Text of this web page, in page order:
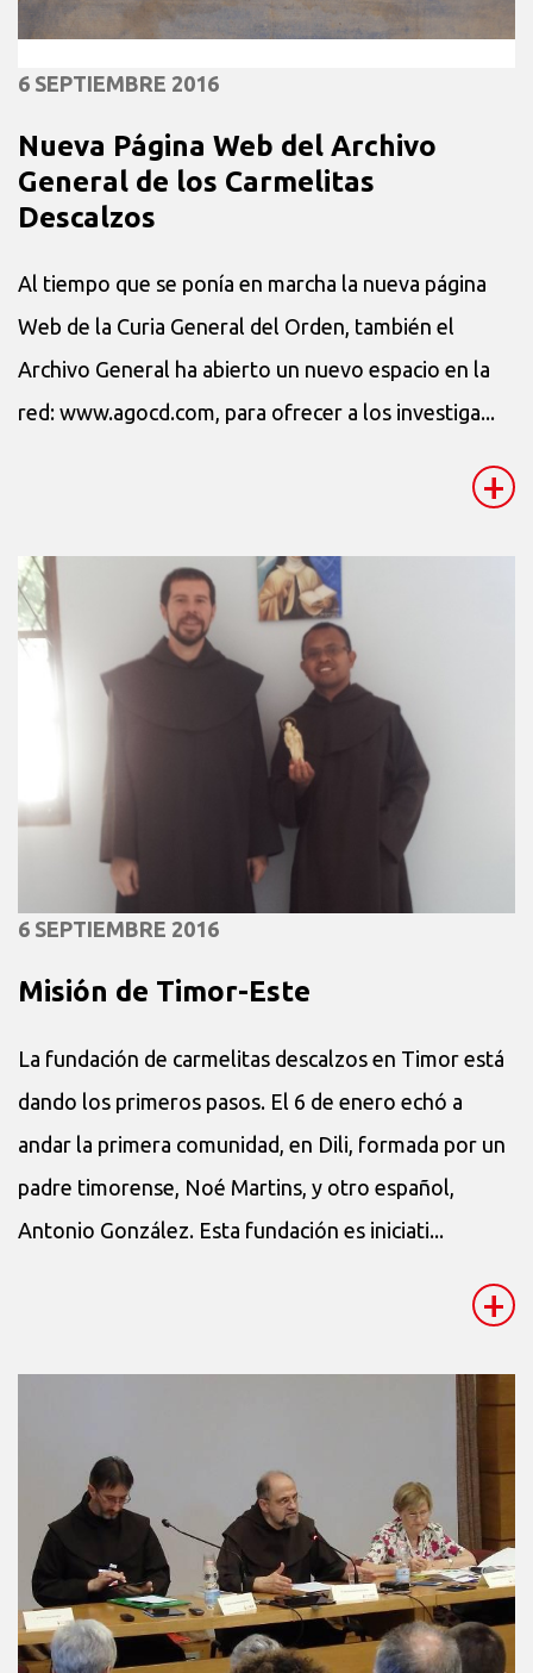
6 SEPTIEMBRE 2016
Nueva Página Web del Archivo
General de los Carmelitas
Descalzos
Al tiempo que se ponía en marcha la nueva página
Web de la Curia General del Orden, también el
Archivo General ha abierto un nuevo espacio en la
red: www.agocd.com, para ofrecer a los investiga...
+
6 SEPTIEMBRE 2016
Misión de Timor-Este
La fundación de carmelitas descalzos en Timor está
dando los primeros pasos. El 6 de enero echó a
andar la primera comunidad, en Dili, formada por un
padre timorense, Noé Martins, y otro español,
Antonio González. Esta fundación es iniciati...
+